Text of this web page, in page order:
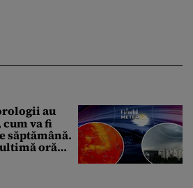
au
va fi
săptămână.
oră